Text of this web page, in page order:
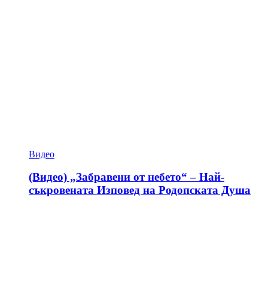
Видео
(Видео) „Забравени от небето“ – Най-
съкровената Изповед на Родопската Душа